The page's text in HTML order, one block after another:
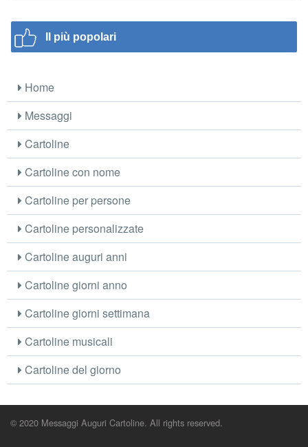
Il più popolari
Home
Messaggi
Cartoline
Cartoline con nome
Cartoline per persone
Cartoline personalizzate
Cartoline auguri anni
Cartoline giorni anno
Cartoline giorni settimana
Cartoline musicali
Cartoline del giorno
© 2020 Messaggi Auguri Cartoline. All rights reserved.